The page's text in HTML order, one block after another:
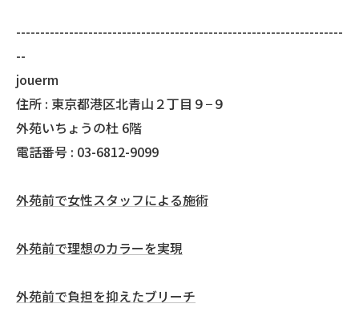
--------------------------------------------------------------------
--
jouerm
住所 : 東京都港区北青山２丁目９−９
外苑いちょうの杜 6階
電話番号 : 03-6812-9099
外苑前で女性スタッフによる施術
外苑前で理想のカラーを実現
外苑前で負担を抑えたブリーチ